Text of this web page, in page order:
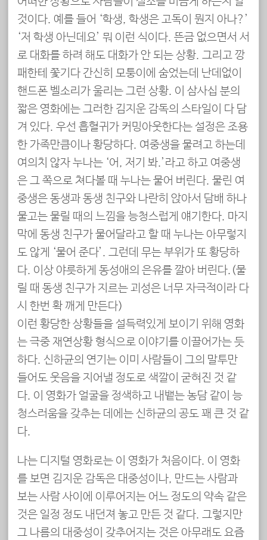
것이다. 예를 들어 ‘학생, 학생은 고독이 뭔지 아나?’
‘저 학생 아닌데요’ 뭐 이런 식이다. 뜬금 없으면서 서
로 대화를 하려 해도 대화가 안 되는 상황. 그리고 깡
패한테 쫓기다 간신히 모퉁이에 숨었는데 난데없이
핸드폰 벨소리가 울리는 그런 상황. 이 삼사십 분의
짧은 영화에는 그러한 김지운 감독의 스타일이 다 담
겨 있다. 우선 흡혈귀가 커밍아웃한다는 설정은 조용
한 가족만큼이나 황당하다. 여중생을 물려고 하는데
여의치 않자 누나는 ‘어, 저기 봐.’라고 하고 여중생
은 그 쪽으로 쳐다볼 때 누나는 물어 버린다. 물린 여
중생은 동생과 동생 친구와 나란히 앉아서 담배 하나
물고는 물릴 때의 느낌을 능청스럽게 얘기한다. 마지
막에 동생 친구가 물어달라고 할 때 누나는 아무렇지
도 않게 ‘물어 준다’. 그런데 무는 부위가 또 황당하
다. 이상 야릇하게 동성애의 은유를 깔아 버린다.(물
릴 때 동생 친구가 지르는 괴성은 너무 자극적이라 다
시 한번 확 깨게 만든다)
이런 황당한 상황들을 설득력있게 보이기 위해 영화
는 극중 재연상황 형식으로 이야기를 이끌어가는 듯
하다. 신하균의 연기는 이미 사람들이 그의 말투만
들어도 웃음을 지어낼 정도로 색깔이 굳혀진 것 같
다. 이 영화가 얼굴을 정색하고 내뱉는 농담 같이 능
청스러움을 갖추는 데에는 신하균의 공도 꽤 큰 것 같
다.
나는 디지털 영화로는 이 영화가 처음이다. 이 영화
를 보면 김지운 감독은 대중성이나, 만드는 사람과
보는 사람 사이에 이루어지는 어느 정도의 약속 같은
것은 일정 정도 내던져 놓고 만든 것 같다. 그렇지만
그 나름의 대중성이 갖추어지는 것은 아무래도 요즘